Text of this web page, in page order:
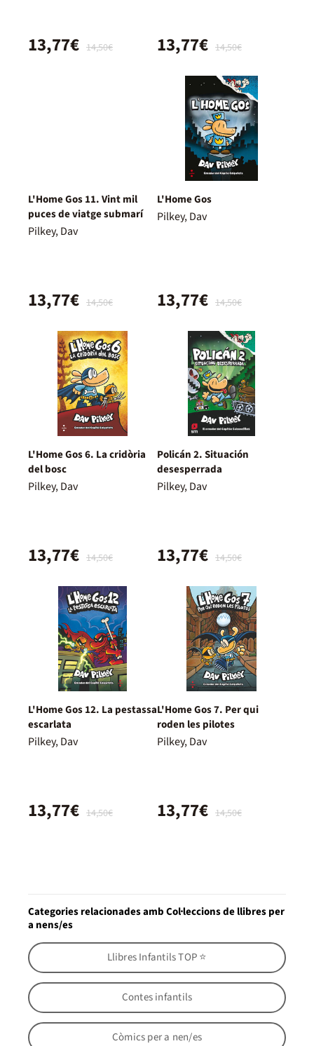
14,50€
13,77€ 14,50€
13,77€
L'Home Gos 11. Vint mil
puces de viatge submarí
Pilkey, Dav
14,50€
13,77€
L'Home Gos
Pilkey, Dav
14,50€
13,77€
L'Home Gos 6. La cridòria
del bosc
Pilkey, Dav
14,50€
13,77€
Policán 2. Situación
desesperrada
Pilkey, Dav
14,50€
13,77€
L'Home Gos 12. La pestassa
escarlata
Pilkey, Dav
14,50€
13,77€
L'Home Gos 7. Per qui
roden les pilotes
Pilkey, Dav
14,50€
13,77€
Categories relacionades amb Col·leccions de llibres per
a nens/es
Llibres Infantils TOP ⭐
Contes infantils
Còmics per a nen/es